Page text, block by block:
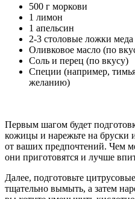
500 г моркови
1 лимон
1 апельсин
2-3 столовые ложки меда
Оливковое масло (по
Соль и перец (по вкусу)
Специи (например,
желанию)
Первым шагом будет
кожицы и нарежьте на бруски
от ваших предпочтений. Чем
они приготовятся и лучше
Далее, подготовьте
тщательно вымыть, а затем